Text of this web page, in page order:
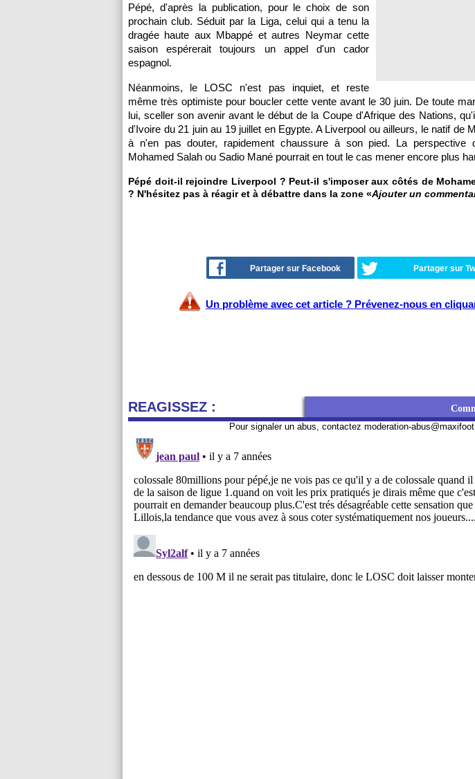
Pépé, d'après la publication, pour le choix de son
prochain club. Séduit par la Liga, celui qui a tenu la
dragée haute aux Mbappé et autres Neymar cette
saison espérerait toujours un appel d'un cador
espagnol.
Néanmoins, le LOSC n'est pas inquiet, et reste
même très optimiste pour boucler cette vente avant le 30 juin. De toute
lui, sceller son avenir avant le début de la Coupe d'Afrique des Nations,
d'Ivoire du 21 juin au 19 juillet en Egypte. A Liverpool ou ailleurs, le natif de
à n'en pas douter, rapidement chaussure à son pied. La perspective
Mohamed Salah ou Sadio Mané pourrait en tout le cas mener encore plus
Pépé doit-il rejoindre Liverpool ? Peut-il s'imposer aux côtés de
? N'hésitez pas à réagir et à débattre dans la zone «Ajouter un
Partager sur Facebook Partager sur
Un problème avec cet article ? Prévenez-nous en
REAGISSEZ :
Pour signaler un abus, contactez moderation-